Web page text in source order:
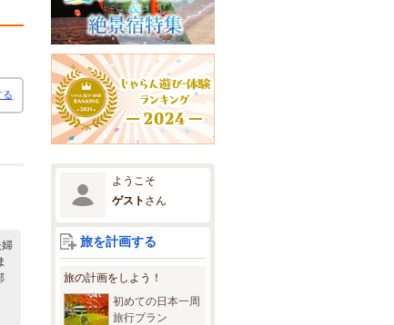
る
ようこそ
ゲスト さん
旅を計画する
旅の計画をしよう！
初めての日本一周
旅行プラン